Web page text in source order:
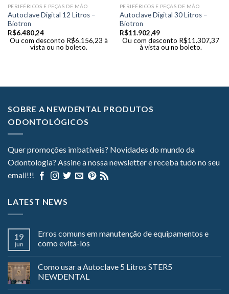
PERIFÉRICOS E PEÇAS DE MÃO
Autoclave Digital 12 Litros –
Biotron
R$6.480,24
Ou com desconto R$6.156,23 à
vista ou no boleto.
PERIFÉRICOS E PEÇAS DE MÃO
Autoclave Digital 30 Litros –
Biotron
R$11.902,49
Ou com desconto R$11.307,37
à vista ou no boleto.
SOBRE A NEWDENTAL PRODUTOS
ODONTOLÓGICOS
Quer promoções imbatíveis? Novidades do mundo da
Odontologia? Assine a nossa newsletter e receba tudo no seu
email!!!
LATEST NEWS
19
jun
Erros comuns em manutenção de equipamentos e
como evitá-los
Como usar a Autoclave 5 Litros STER5
NEWDENTAL